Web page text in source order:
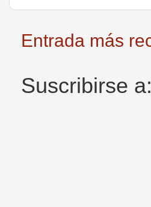
Entrada más
Suscribirse a: